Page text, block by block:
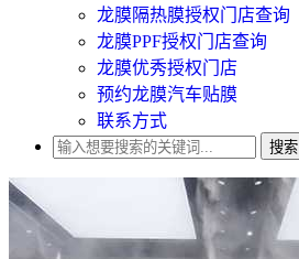
龙膜隔热膜授权门店查询
龙膜PPF授权门店查询
龙膜优秀授权门店
预约龙膜汽车贴膜
联系方式
搜索